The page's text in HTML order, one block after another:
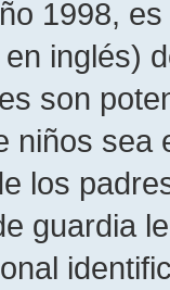
1998,
inglés)
son
niños sea
los
guardia